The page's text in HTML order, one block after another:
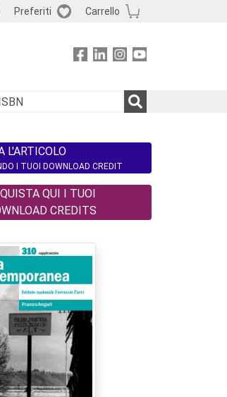
Preferiti Carrello
L'ARTICOLO
I TUOI DOWNLOAD CREDIT
QUI I TUOI
CREDITS